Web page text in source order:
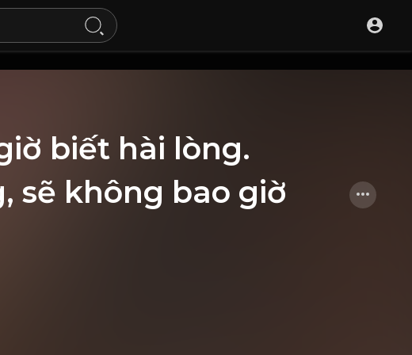
biết hài lòng.
sẽ không bao giờ